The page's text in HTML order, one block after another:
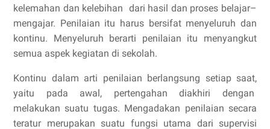
kelemahan dan kelebihan dari hasil dan proses belajar–
mengajar. Penilaian itu harus bersifat menyeluruh dan
kontinu. Menyeluruh berarti penilaian itu menyangkut
semua aspek kegiatan di sekolah.
Kontinu dalam arti penilaian berlangsung setiap saat,
yaitu pada awal, pertengahan diakhiri dengan
melakukan suatu tugas. Mengadakan penilaian secara
teratur merupakan suatu fungsi utama dari supervisi